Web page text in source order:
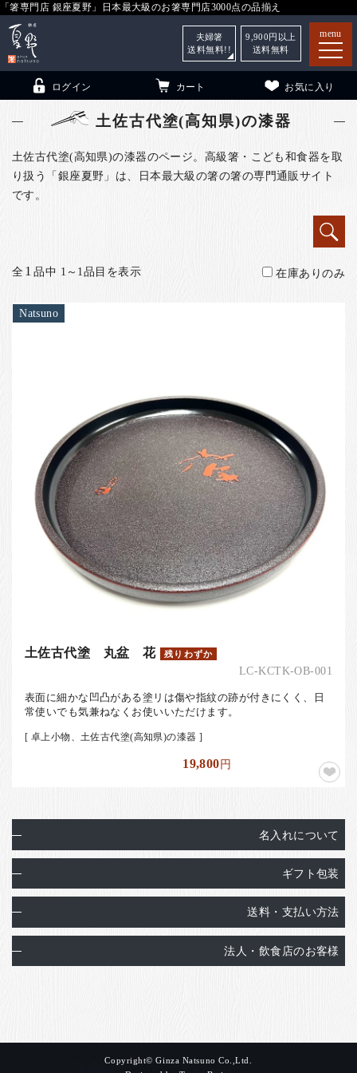
「箸専門店 銀座夏野」日本最大級のお箸専門店3000点の品揃え
menu
こども和食器 小夏について
ご利用ガイド
お問い合わせ
お知らせ
箸ブログ
English
ログイン カート お気に入り
夫婦箸
送料無料!!
9,900 円以上
送料無料
土佐古代塗(高知県)の漆器
土佐古代塗(高知県)の漆器のページ。高級箸・こども和食器を取
り扱う「銀座夏野」は、日本最大級の箸の箸の専門通販サイト
です。
全1 品中 1～1品目を表示 在庫ありのみ
Natsuno
土佐古代塗 丸盆 花 残りわずか
LC-KCTK-OB-001
表面に細かな凹凸がある塗リは傷や指紋の跡が付きにくく、日
常使いでも気兼ねなくお使いいただけます。
[ 卓上小物、土佐古代塗(高知県)の漆器 ]
19,800円
名入れについて
ギフト包装
送料・支払い方法
法人・飲食店のお客様
Copyright© Ginza Natsuno Co.,Ltd.